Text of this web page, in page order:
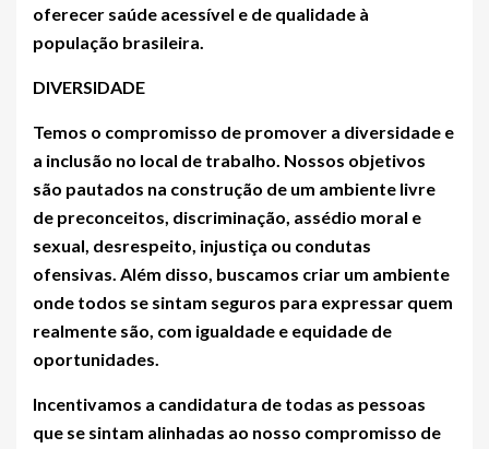
oferecer saúde acessível e de qualidade à
população brasileira.
DIVERSIDADE
Temos o compromisso de promover a diversidade e
a inclusão no local de trabalho. Nossos objetivos
são pautados na construção de um ambiente livre
de preconceitos, discriminação, assédio moral e
sexual, desrespeito, injustiça ou condutas
ofensivas. Além disso, buscamos criar um ambiente
onde todos se sintam seguros para expressar quem
realmente são, com igualdade e equidade de
oportunidades.
Incentivamos a candidatura de todas as pessoas
que se sintam alinhadas ao nosso compromisso de